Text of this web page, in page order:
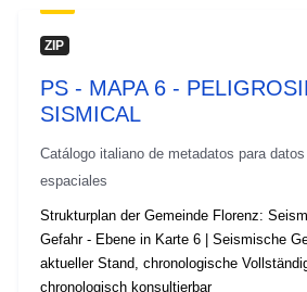
ZIP
PS - MAPA 6 -
SISMICAL
Catálogo italiano de metadatos para datos
espaciales
Strukturplan der Gemeinde Florenz:
Gefahr - Ebene in Karte 6 | Seismische
aktueller Stand, chronologische
chronologisch konsultierbar